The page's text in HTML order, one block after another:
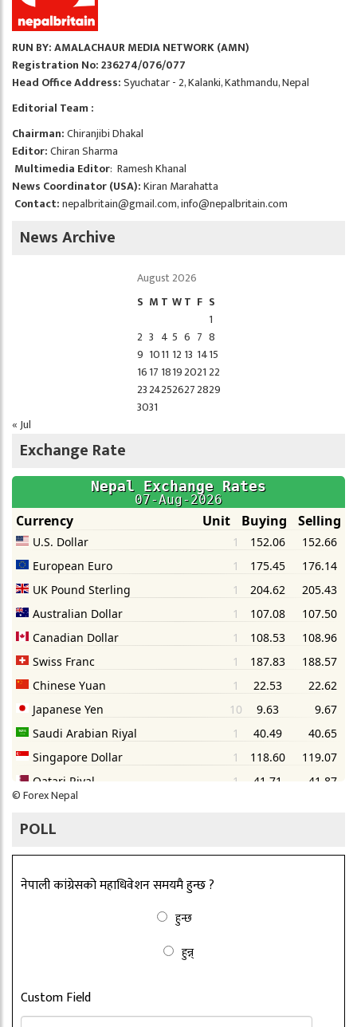
RUN BY: AMALACHAUR MEDIA NETWORK (AMN)
Registration No: 236274/076/077
Head Office Address:Syuchatar - 2, Kalanki, Kathmandu, Nepal
Editorial Team :
Chairman:Chiranjibi Dhakal
Editor:Chiran Sharma
Multimedia Editor: Ramesh Khanal
News Coordinator (USA):Kiran Marahatta
Contact:nepalbritain@gmail.com,info@nepalbritain.com
News Archive
August 2026
S M T WT F S
1
2 3 4 5 6 7 8
9 1011 12 13 1415
1617 1819202122
23242526272829
3031
« Jul
Exchange Rate
©Forex Nepal
POLL
नेपाली कांग्रेसको महाधिवेशन समयमै हुन्छ ?
हुन्छ
हुन्न्
Custom Field